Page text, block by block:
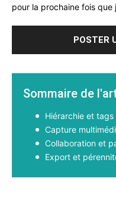
pour la prochaine fois que
Sommaire de
Hiérarchie et
Capture
Collaboration et
Export et